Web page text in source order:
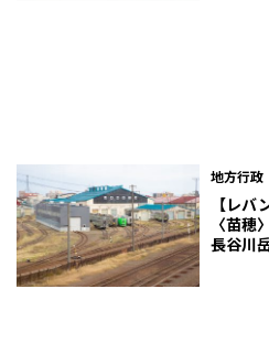
地方行政
【レバ
〈苗穂
長谷川